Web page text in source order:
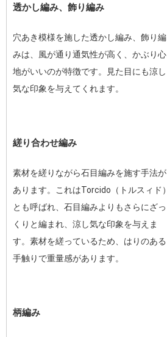
透かし編み、飾り編み
穴あき模様を施した透かし編み、飾り編
みは、風が通り通気性が高く、かぶり心
地がいいのが特徴です。見た目にも涼し
気な印象を与えてくれます。
縒り合わせ編み
素材を縒りながら石目編みを施す手法が
あります。これはTorcido（トルスィド）
とも呼ばれ、石目編みよりもさらにざっ
くりと編まれ、涼し気な印象を与えま
す。素材を縒っているため、はりのある
手触りで重量感があります。
柄編み